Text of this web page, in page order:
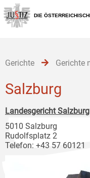
Zur
Hauptnavigation
[1]
Zum
Inhalt
[2]
Zum
Untermenü
[3]
DIE
Gerichte Gerichte
Salzburg
Landesgericht Salzburg
5010 Salzburg
Rudolfsplatz 2
Telefon: +43 57 60121